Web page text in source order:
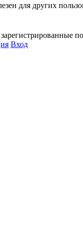
для других
Вход